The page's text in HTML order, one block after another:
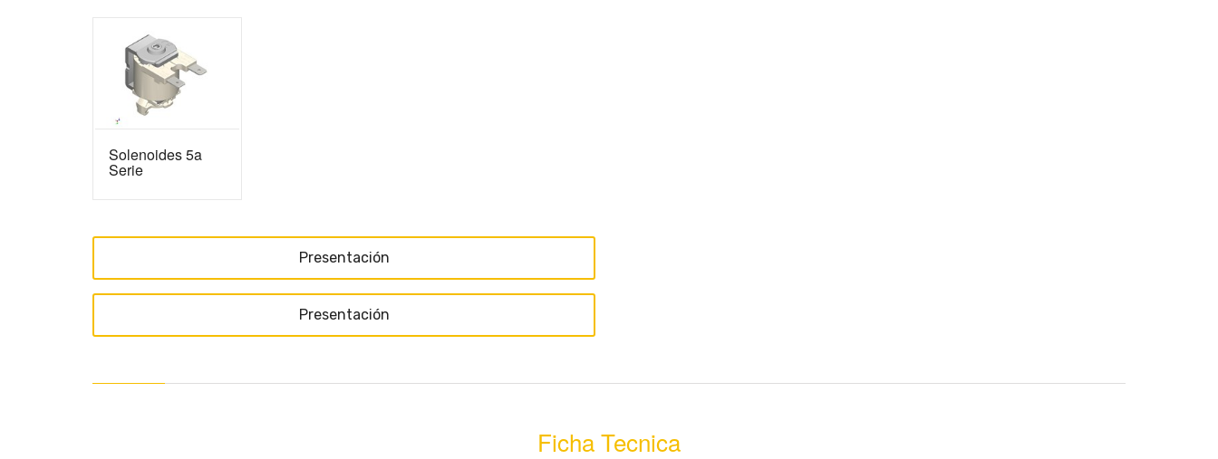
Solenoides 5a
Serie
Presentación
Presentación
Ficha Tecnica